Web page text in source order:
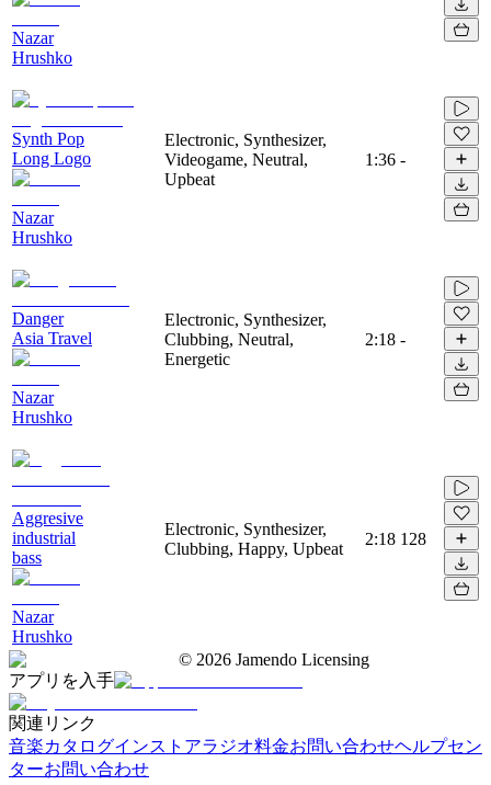
Nazar
Hrushko
Synth Pop
Long Logo
Nazar
Hrushko
Electronic, Synthesizer,
Videogame, Neutral,
Upbeat
1:36 -
Danger
Asia Travel
Nazar
Hrushko
Electronic, Synthesizer,
Clubbing, Neutral,
Energetic
2:18 -
Aggresive
industrial
bass
Nazar
Hrushko
Electronic, Synthesizer,
Clubbing, Happy, Upbeat
2:18 128
© 2026 Jamendo Licensing
アプリを入手
関連リンク
音楽カタログインストアラジオ料金お問い合わせヘルプセン
ターお問い合わせ